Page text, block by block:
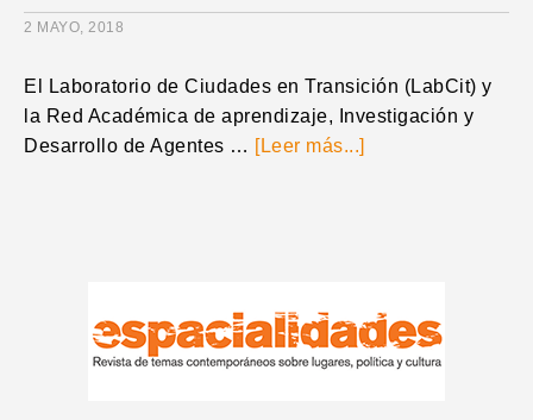
2 MAYO, 2018
El Laboratorio de Ciudades en Transición (LabCit) y
la Red Académica de aprendizaje, Investigación y
Desarrollo de Agentes … [Leer más...]